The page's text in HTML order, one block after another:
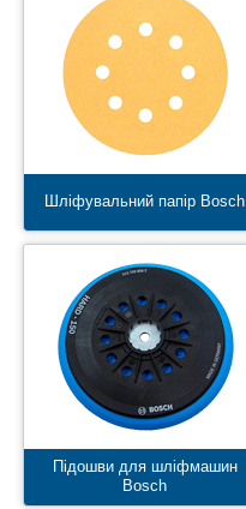
Шліфувальний папір Bosch
Підошви для шліфмашин
Bosch